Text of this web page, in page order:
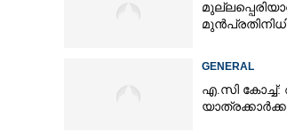
GENERAL
എ.സി